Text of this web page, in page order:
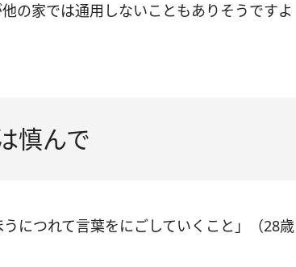
の家では通用しないこともありそうですよ
慎んで
につれて言葉をにごしていくこと」（28歳